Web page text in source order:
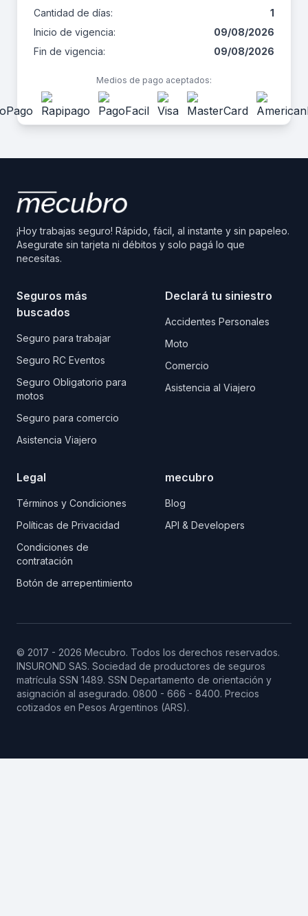
Cantidad de días:
1
Inicio de vigencia:
09/08/2026
Fin de vigencia:
09/08/2026
Medios de pago aceptados:
¡Hoy trabajas seguro! Rápido, fácil, al instante y sin papeleo.
Asegurate sin tarjeta ni débitos y solo pagá lo que
necesitas.
Seguros más
buscados
Seguro para trabajar
Seguro RC Eventos
Seguro Obligatorio para
motos
Seguro para comercio
Asistencia Viajero
Declará tu siniestro
Accidentes Personales
Moto
Comercio
Asistencia al Viajero
Legal
Términos y Condiciones
Políticas de Privacidad
Condiciones de
contratación
Botón de arrepentimiento
mecubro
Blog
API & Developers
© 2017 - 2026 Mecubro. Todos los derechos reservados.
INSUROND SAS. Sociedad de productores de seguros
matrícula SSN 1489. SSN Departamento de orientación y
asignación al asegurado. 0800 - 666 - 8400. Precios
cotizados en Pesos Argentinos (ARS).